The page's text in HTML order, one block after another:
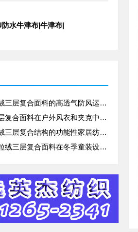
水牛津布|牛津布|
英杰：基于压花摇粒绒三层复合面料的高透气防风运动服饰开发
英杰：压花摇粒绒三层复合面料在户外风衣和夹克中的应用与性能
英杰：基于压花摇粒绒三层复合结构的功能性家居纺织品开发与应用
英杰：高弹性压花摇粒绒三层复合面料在冬季童装设计中的应用实践